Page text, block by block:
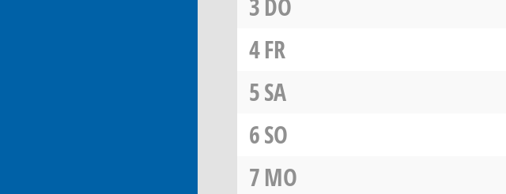
3 DO
4FR
5SA
6SO
7MO